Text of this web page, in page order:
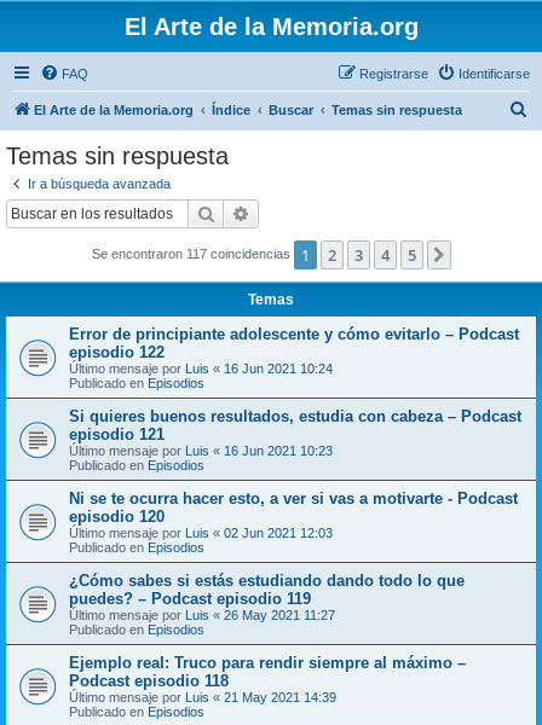
El Arte de la Memoria.org
FAQ Identificarse
Registrarse
El Arte de la Memoria.org Índice Buscar Temas sin respuesta
Temas sin respuesta
Ir a búsqueda avanzada
Buscar
Se encontraron 117 coincidencias 1 2 3 4 5
Temas
Error de principiante adolescente y cómo evitarlo – Podcast
episodio 122
Último mensaje por Luis « 16 Jun 2021 10:24
Publicado en Episodios
Si quieres buenos resultados, estudia con cabeza – Podcast
episodio 121
Último mensaje por Luis « 16 Jun 2021 10:23
Publicado en Episodios
Ni se te ocurra hacer esto, a ver si vas a motivarte - Podcast
episodio 120
Último mensaje por Luis « 02 Jun 2021 12:03
Publicado en Episodios
¿Cómo sabes si estás estudiando dando todo lo que
puedes? – Podcast episodio 119
Último mensaje por Luis « 26 May 2021 11:27
Publicado en Episodios
Ejemplo real: Truco para rendir siempre al máximo –
Podcast episodio 118
Último mensaje por Luis « 21 May 2021 14:39
Publicado en Episodios